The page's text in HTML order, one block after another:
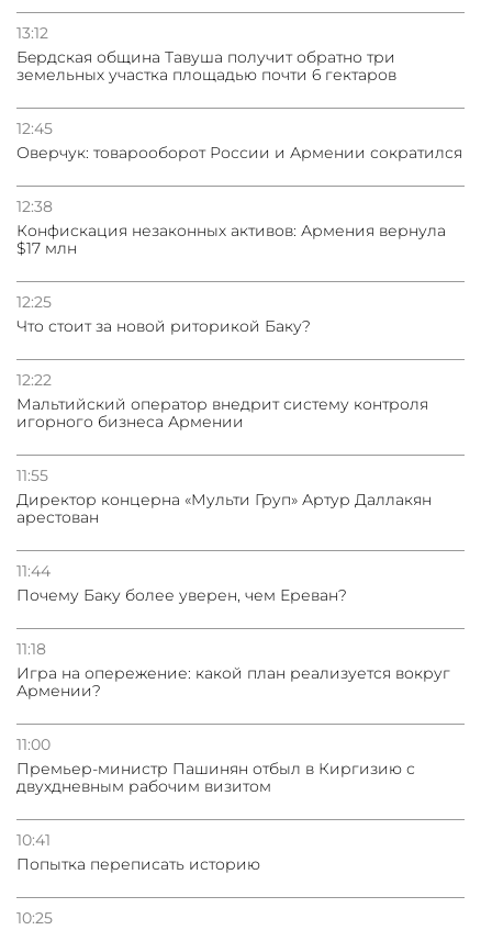
13:12
Бeрдская община Тавуша получит обратно три
земельных участка площадью почти 6 гектаров
12:45
Оверчук: товарооборот России и Армении сократился
12:38
Конфискация незаконных активов: Армения вернула
$17 млн
12:25
Что стоит за новой риторикой Баку?
12:22
Мальтийский оператор внедрит систему контроля
игорного бизнеса Армении
11:55
Директор концерна «Мульти Груп» Артур Даллакян
арестован
11:44
Почему Баку более уверен, чем Ереван?
11:18
Игра на опережение: какой план реализуется вокруг
Армении?
11:00
Премьер-министр Пашинян отбыл в Киргизию с
двухдневным рабочим визитом
10:41
Попытка переписать историю
10:25